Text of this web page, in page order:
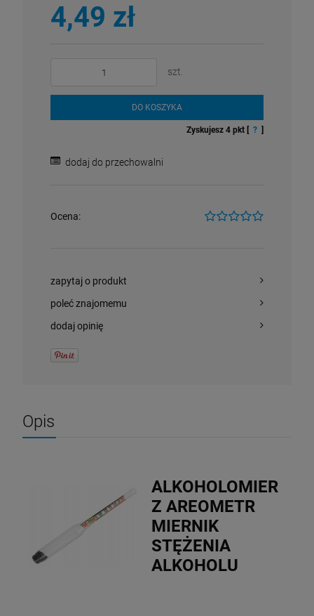
4,49 zł
szt.
DO KOSZYKA
Zyskujesz 4 pkt [ ? ]
dodaj do przechowalni
Ocena:
zapytaj o produkt
poleć znajomemu
dodaj opinię
Opis
ALKOHOLOMIER
Z AREOMETR
MIERNIK
STĘŻENIA
ALKOHOLU